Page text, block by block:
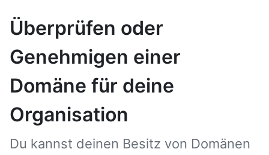
Überprüfen oder
Genehmigen einer
Domäne für deine
Organisation
Du kannst deinen Besitz von Domänen